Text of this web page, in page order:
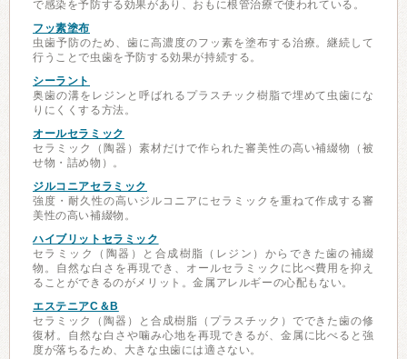
で感染を予防する効果があり、おもに根管治療で使われている。
フッ素塗布
虫歯予防のため、歯に高濃度のフッ素を塗布する治療。継続して
行うことで虫歯を予防する効果が持続する。
シーラント
奥歯の溝をレジンと呼ばれるプラスチック樹脂で埋めて虫歯にな
りにくくする方法。
オールセラミック
セラミック（陶器）素材だけで作られた審美性の高い補綴物（被
せ物・詰め物）。
ジルコニアセラミック
強度・耐久性の高いジルコニアにセラミックを重ねて作成する審
美性の高い補綴物。
ハイブリットセラミック
セラミック（陶器）と合成樹脂（レジン）からできた歯の補綴
物。自然な白さを再現でき、オールセラミックに比べ費用を抑え
ることができるのがメリット。金属アレルギーの心配もない。
エステニアC＆B
セラミック（陶器）と合成樹脂（プラスチック）でできた歯の修
復材。自然な白さや噛み心地を再現できるが、金属に比べると強
度が落ちるため、大きな虫歯には適さない。